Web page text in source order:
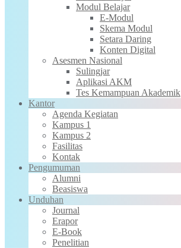
Modul Belajar
E-Modul
Skema Modul
Setara Daring
Konten Digital
Asesmen Nasional
Sulingjar
Aplikasi AKM
Tes Kemampuan Akademik
Kantor
Agenda Kegiatan
Kampus 1
Kampus 2
Fasilitas
Kontak
Pengumuman
Alumni
Beasiswa
Unduhan
Journal
Erapor
E-Book
Penelitian